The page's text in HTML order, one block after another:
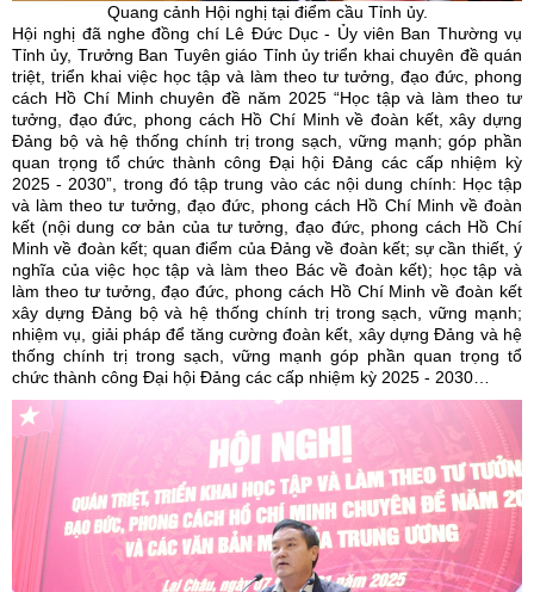
Quang cảnh Hội nghị tại điểm cầu Tỉnh ủy.
Hội nghị đã nghe đồng chí Lê Đức Dục - Ủy viên Ban Thường vụ
Tỉnh ủy, Trưởng Ban Tuyên giáo Tỉnh ủy triển khai chuyên đề quán
triệt, triển khai việc học tập và làm theo tư tưởng, đạo đức, phong
cách Hồ Chí Minh chuyên đề năm 2025 “Học tập và làm theo tư
tưởng, đạo đức, phong cách Hồ Chí Minh về đoàn kết, xây dựng
Đảng bộ và hệ thống chính trị trong sạch, vững mạnh; góp phần
quan trọng tổ chức thành công Đại hội Đảng các cấp nhiệm kỳ
2025 - 2030”, trong đó tập trung vào các nội dung chính: Học tập
và làm theo tư tưởng, đạo đức, phong cách Hồ Chí Minh về đoàn
kết (nội dung cơ bản của tư tưởng, đạo đức, phong cách Hồ Chí
Minh về đoàn kết; quan điểm của Đảng về đoàn kết; sự cần thiết, ý
nghĩa của việc học tập và làm theo Bác về đoàn kết); học tập và
làm theo tư tưởng, đạo đức, phong cách Hồ Chí Minh về đoàn kết
xây dựng Đảng bộ và hệ thống chính trị trong sạch, vững mạnh;
nhiệm vụ, giải pháp để tăng cường đoàn kết, xây dựng Đảng và hệ
thống chính trị trong sạch, vững mạnh góp phần quan trọng tổ
chức thành công Đại hội Đảng các cấp nhiệm kỳ 2025 - 2030…